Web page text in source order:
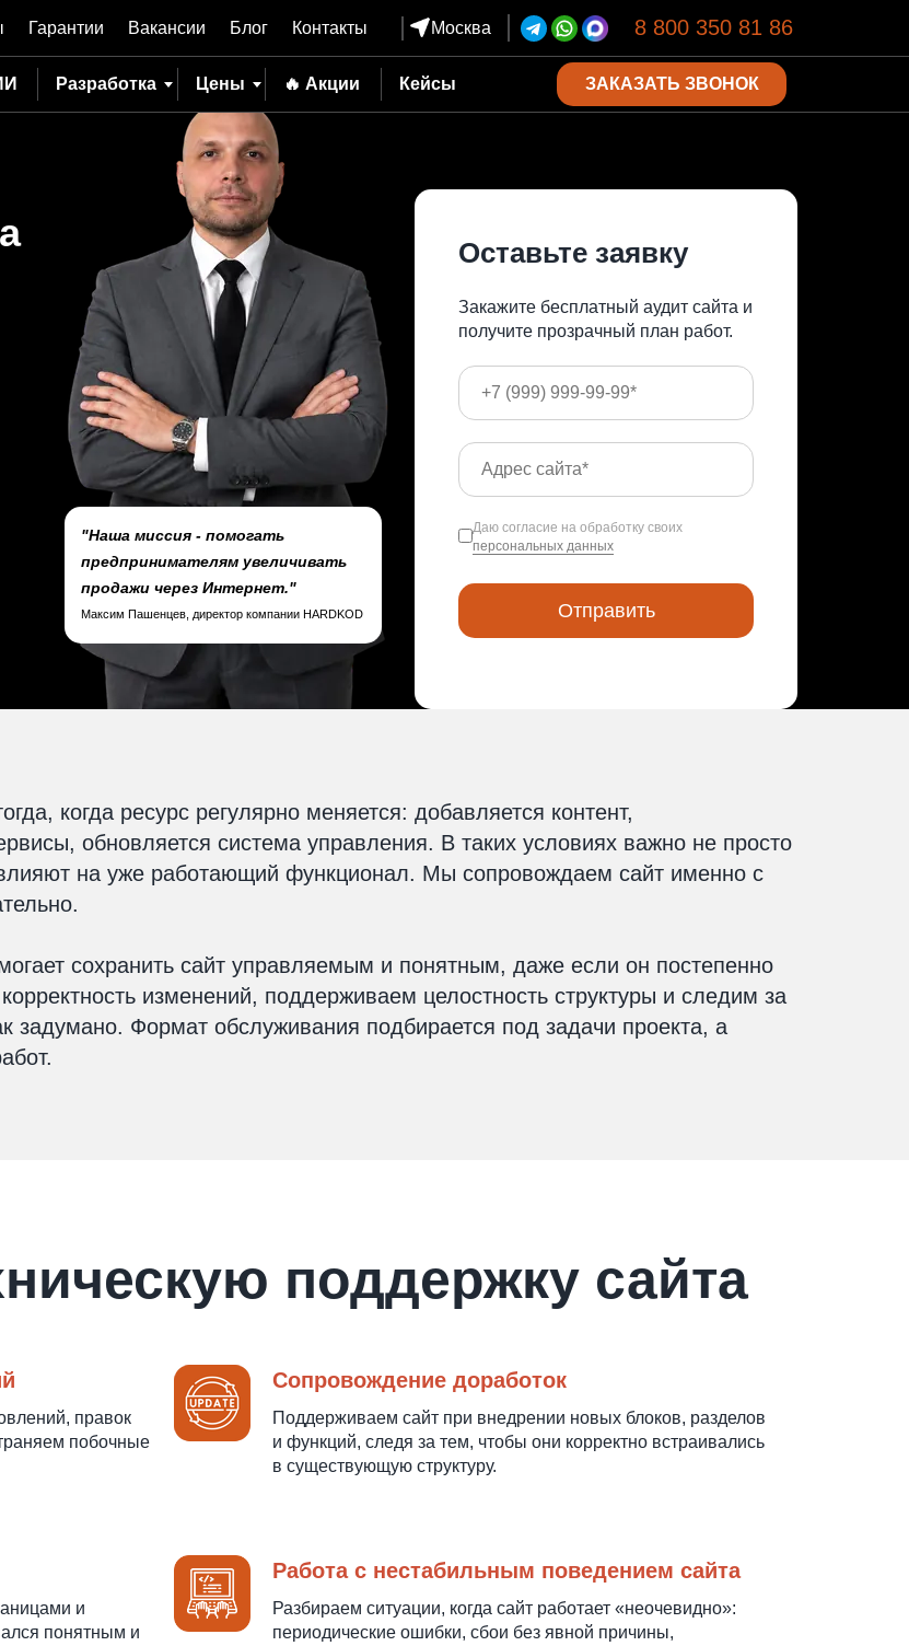
Гарантии Вакансии Блог Контакты Москва 8 800 350 81 86
Разработка Цены 🔥 Акции Кейсы ЗАКАЗАТЬ ЗВОНОК
"Наша миссия - помогать
предпринимателям увеличивать
продажи через Интернет."
Максим Пашенцев, директор компании HARDKOD
Оставьте заявку
Закажите бесплатный аудит сайта и
получите прозрачный план работ.
Даю согласие на обработку своих
персональных данных
когда ресурс регулярно меняется: добавляется контент,
обновляется система управления. В таких условиях важно не просто
влияют на уже работающий функционал. Мы сопровождаем сайт именно с
сохранить сайт управляемым и понятным, даже если он постепенно
изменений, поддерживаем целостность структуры и следим за
задумано. Формат обслуживания подбирается под задачи проекта, а
поддержку сайта
правок
побочные
Сопровождение доработок
Поддерживаем сайт при внедрении новых блоков, разделов
и функций, следя за тем, чтобы они корректно встраивались
в существующую структуру.
и
понятным и
Работа с нестабильным поведением сайта
Разбираем ситуации, когда сайт работает «неочевидно»:
периодические ошибки, сбои без явной причины,